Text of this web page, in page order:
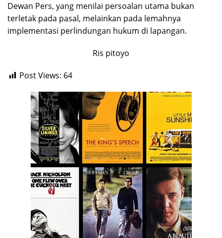
Dewan Pers, yang menilai persoalan utama bukan
terletak pada pasal, melainkan pada lemahnya
implementasi perlindungan hukum di lapangan.
Ris pitoyo
Post Views: 64